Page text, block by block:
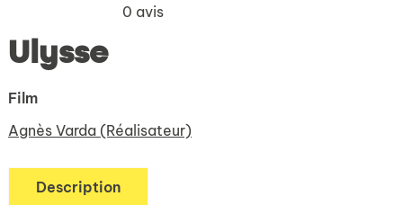
0 avis
Ulysse
Film
Agnès Varda (Réalisateur)
Description